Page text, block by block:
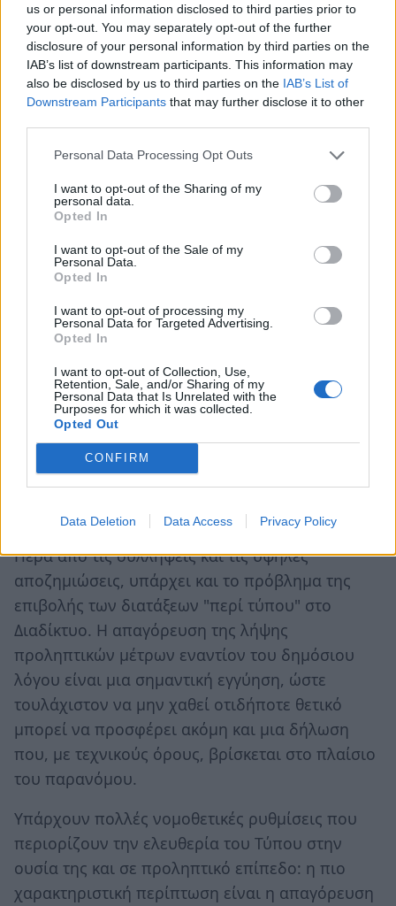
us or personal information disclosed to third parties prior to
your opt-out. You may separately opt-out of the further
disclosure of your personal information by third parties on the
IAB’s list of downstream participants. This information may
also be disclosed by us to third parties on the IAB’s List of
Downstream Participants that may further disclose it to other
Personal Data Processing Opt Outs
I want to opt-out of the Sharing of my
personal data.
Opted In
I want to opt-out of the Sale of my
Personal Data.
Opted In
I want to opt-out of processing my
Personal Data for Targeted Advertising.
Opted In
I want to opt-out of Collection, Use,
Retention, Sale, and/or Sharing of my
Personal Data that Is Unrelated with the
Purposes for which it was collected.
Opted Out
CONFIRM
Data Deletion Data Access Privacy Policy
(«κακόβουλη βλασφημία»), το οποίο όμως
βρίσκεται στα όρια της συνταγματικότητας,
ενόψει της ελευθερίας της έκφρασης.
Άσεμνα δημοσιεύματα που προσβάλλουν
ολοφάνερα την δημόσια αιδώ: υπόκεινται σε
κατάσχεση, κατά το Σύνταγμα. Ο νόμος περί
«Προσβολή του προσώπου του Προέδρου της
Δημοκρατίας, εθνικών συμβόλων κλπ κλπ»,
επίσης σχεδόν απενεργοποιημένες διατάξεις.
ακόμα και η δριμεία κριτική κατά δημόσιων
προσώπων είναι ανεκτή στο πλαίσιο της
ελεύθερης έκφρασης. Η αντισυνταγματικότητά
τους κρίνεται από το δικαστήριο. Δηλαδή πρέπει
κανείς να περάσει από μια δικαστική διαδικασία
για να αθωωθεί (και αν), γιατί τυπικά οι διατάξεις
αποτελούν ισχύον δίκαιο και μόνο ο δικαστής
μπορεί να διαγνώσει την αντισυνταγματικότητά
Πέρα από τις συλλήψεις και τις υψηλές
αποζημιώσεις, υπάρχει και το πρόβλημα της
επιβολής των διατάξεων "περί τύπου" στο
Διαδίκτυο. Η απαγόρευση της λήψης
προληπτικών μέτρων εναντίον του δημόσιου
λόγου είναι μια σημαντική εγγύηση, ώστε
τουλάχιστον να μην χαθεί οτιδήποτε θετικό
μπορεί να προσφέρει ακόμη και μια δήλωση
που, με τεχνικούς όρους, βρίσκεται στο πλαίσιο
του παρανόμου.
Υπάρχουν πολλές νομοθετικές ρυθμίσεις που
περιορίζουν την ελευθερία του Τύπου στην
ουσία της και σε προληπτικό επίπεδο: η πιο
χαρακτηριστική περίπτωση είναι η απαγόρευση